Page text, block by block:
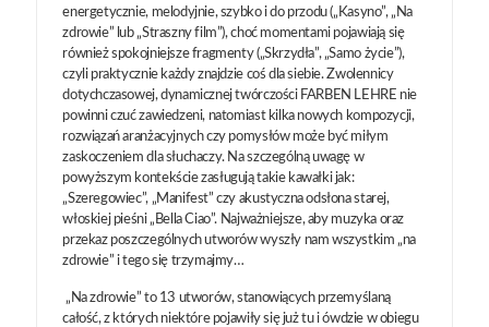
energetycznie, melodyjnie, szybko i do przodu („Kasyno”, „Na
zdrowie” lub „Straszny film”), choć momentami pojawiają się
również spokojniejsze fragmenty („Skrzydła”, „Samo życie”),
czyli praktycznie każdy znajdzie coś dla siebie. Zwolennicy
dotychczasowej, dynamicznej twórczości FARBEN LEHRE nie
powinni czuć zawiedzeni, natomiast kilka nowych kompozycji,
rozwiązań aranżacyjnych czy pomysłów może być miłym
zaskoczeniem dla słuchaczy. Na szczególną uwagę w
powyższym kontekście zasługują takie kawałki jak:
„Szeregowiec”, „Manifest” czy akustyczna odsłona starej,
włoskiej pieśni „Bella Ciao”. Najważniejsze, aby muzyka oraz
przekaz poszczególnych utworów wyszły nam wszystkim „na
zdrowie” i tego się trzymajmy…
„Na zdrowie” to 13 utworów, stanowiących przemyślaną
całość, z których niektóre pojawiły się już tu i ówdzie w obiegu